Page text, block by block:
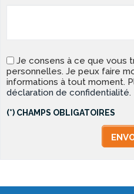
Je consens à ce que vous
personnelles. Je peux faire
informations à tout moment.
déclaration de confidentialité.
(*) CHAMPS OBLIGATOIRES